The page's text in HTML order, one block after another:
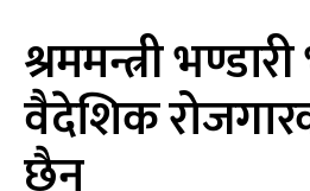
श्रममन्त्री
वैदेशिक